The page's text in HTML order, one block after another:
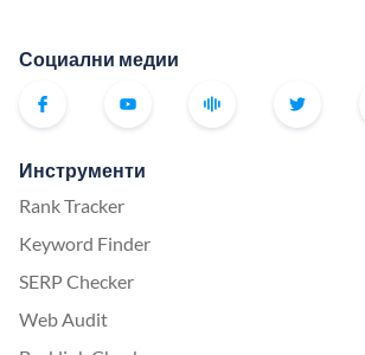
Социални медии
Инструменти
Rank Tracker
Keyword Finder
SERP Checker
Web Audit